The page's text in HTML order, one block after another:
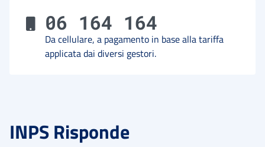
06 164 164
Da cellulare, a pagamento in base alla tariffa
applicata dai diversi gestori.
INPS Risponde